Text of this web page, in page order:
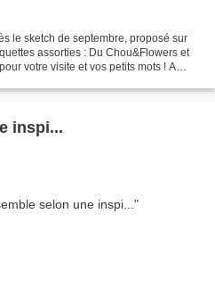
le sketch de septembre, proposé sur
assorties : Du Chou&Flowers et
votre visite et vos petits mots ! A
inspi...